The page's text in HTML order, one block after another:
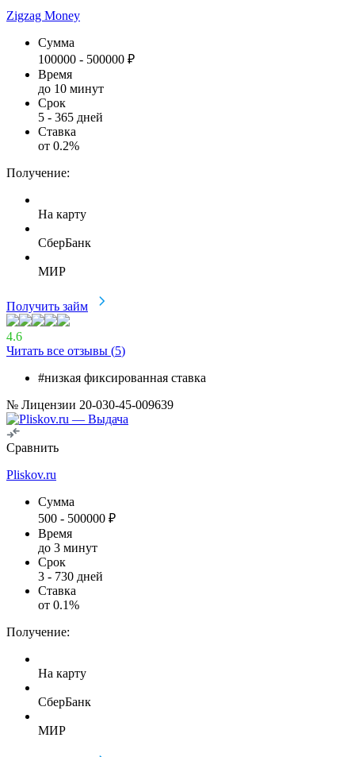
Zigzag Money
Сумма
100000 - 500000 ₽
Время
до 10 минут
Срок
5 - 365 дней
Ставка
от 0.2%
Получение:
На карту
СберБанк
МИР
Получить займ
4.6
Читать все отзывы (5)
#низкая фиксированная ставка
№ Лицензии 20-030-45-009639
Сравнить
Pliskov.ru
Сумма
500 - 500000 ₽
Время
до 3 минут
Срок
3 - 730 дней
Ставка
от 0.1%
Получение:
На карту
СберБанк
МИР